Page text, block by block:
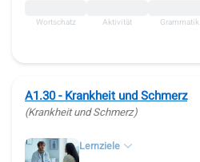
Wortschatz Aktivität Grammatik
A1.30 - Krankheit und Schmerz
(Krankheit und Schmerz)
Lernziele